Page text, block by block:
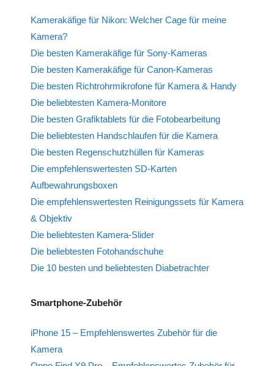
Kamerakäfige für Nikon: Welcher Cage für meine
Kamera?
Die besten Kamerakäfige für Sony-Kameras
Die besten Kamerakäfige für Canon-Kameras
Die besten Richtrohrmikrofone für Kamera & Handy
Die beliebtesten Kamera-Monitore
Die besten Grafiktablets für die Fotobearbeitung
Die beliebtesten Handschlaufen für die Kamera
Die besten Regenschutzhüllen für Kameras
Die empfehlenswertesten SD-Karten
Aufbewahrungsboxen
Die empfehlenswertesten Reinigungssets für Kamera
& Objektiv
Die beliebtesten Kamera-Slider
Die beliebtesten Fotohandschuhe
Die 10 besten und beliebtesten Diabetrachter
Smartphone-Zubehör
iPhone 15 – Empfehlenswertes Zubehör für die
Kamera